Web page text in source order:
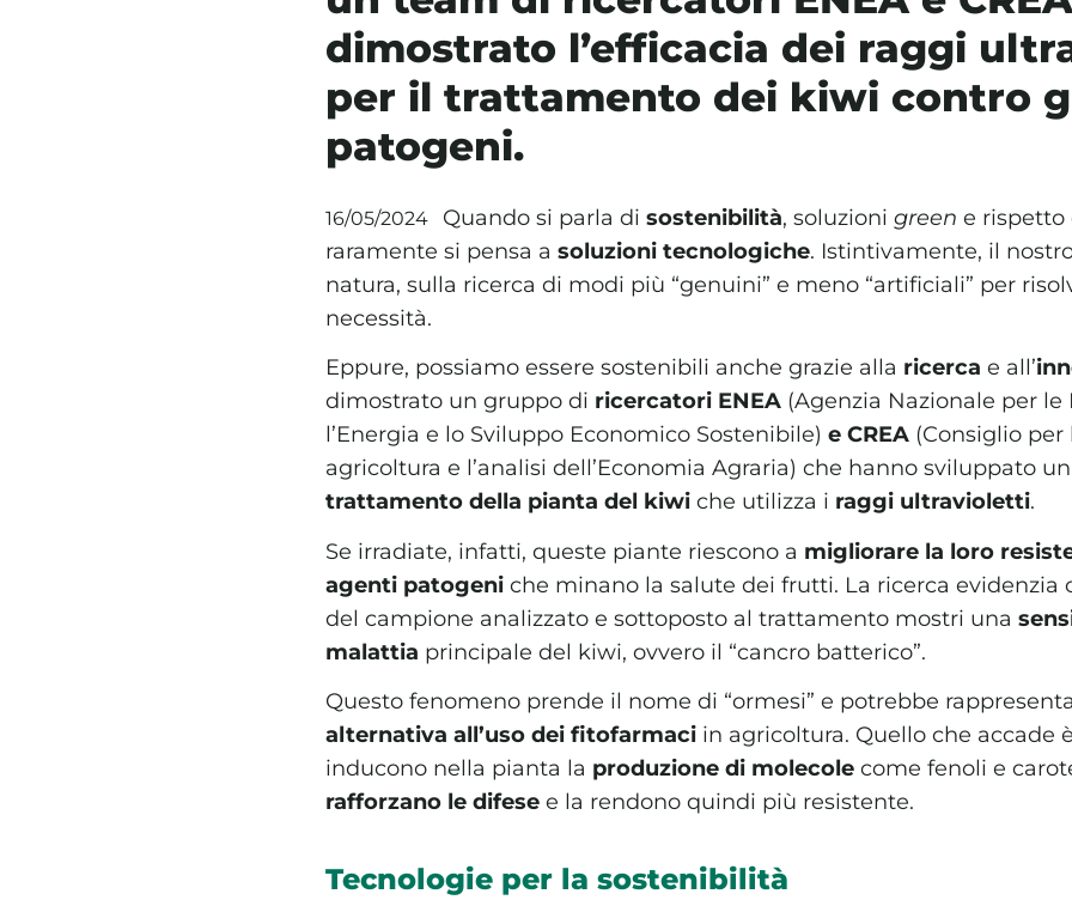
dimostrato l’efficacia dei raggi
per il trattamento dei kiwi contro
patogeni.
16/05/2024 Quando si parla di sostenibilità, soluzioni green e rispetto
raramente si pensa a soluzioni tecnologiche. Istintivamente, il
natura, sulla ricerca di modi più “genuini” e meno “artificiali” per
necessità.
Eppure, possiamo essere sostenibili anche grazie alla ricerca e all’
dimostrato un gruppo di ricercatori ENEA (Agenzia Nazionale per le
l’Energia e lo Sviluppo Economico Sostenibile) e CREA (Consiglio per
agricoltura e l’analisi dell’Economia Agraria) che hanno sviluppato
trattamento della pianta del kiwi che utilizza i raggi ultravioletti.
Se irradiate, infatti, queste piante riescono a migliorare la loro
agenti patogeni che minano la salute dei frutti. La ricerca evidenzia
del campione analizzato e sottoposto al trattamento mostri una
malattia principale del kiwi, ovvero il “cancro batterico”.
Questo fenomeno prende il nome di “ormesi” e potrebbe
alternativa all’uso dei fitofarmaci in agricoltura. Quello che accade
inducono nella pianta la produzione di molecole come fenoli e
rafforzano le difese e la rendono quindi più resistente.
Tecnologie per la sostenibilità